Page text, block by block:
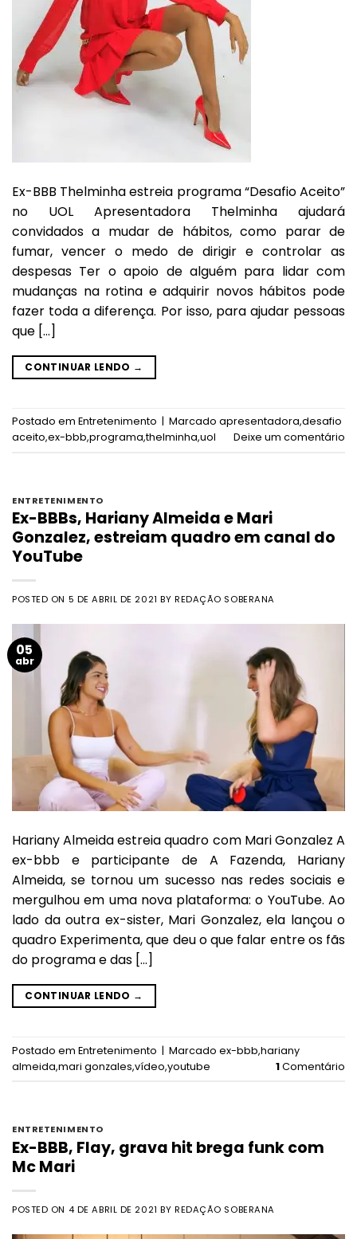
Ex-BBB Thelminha estreia programa “Desafio Aceito”
no UOL Apresentadora Thelminha ajudará
convidados a mudar de hábitos, como parar de
fumar, vencer o medo de dirigir e controlar as
despesas Ter o apoio de alguém para lidar com
mudanças na rotina e adquirir novos hábitos pode
fazer toda a diferença. Por isso, para ajudar pessoas
que […]
CONTINUAR LENDO →
Postado em Entretenimento | Marcado apresentadora,desafio
aceito,ex-bbb,programa,thelminha,uol Deixe um comentário
ENTRETENIMENTO
Ex-BBBs, Hariany Almeida e Mari
Gonzalez, estreiam quadro em canal do
YouTube
POSTED ON 5 DE ABRIL DE 2021 BY REDAÇÃO SOBERANA
05
abr
Hariany Almeida estreia quadro com Mari Gonzalez A
ex-bbb e participante de A Fazenda, Hariany
Almeida, se tornou um sucesso nas redes sociais e
mergulhou em uma nova plataforma: o YouTube. Ao
lado da outra ex-sister, Mari Gonzalez, ela lançou o
quadro Experimenta, que deu o que falar entre os fãs
do programa e das […]
CONTINUAR LENDO →
Postado em Entretenimento | Marcado ex-bbb,hariany
almeida,mari gonzales,vídeo,youtube 1Comentário
ENTRETENIMENTO
Ex-BBB, Flay, grava hit brega funk com
Mc Mari
POSTED ON 4 DE ABRIL DE 2021 BY REDAÇÃO SOBERANA